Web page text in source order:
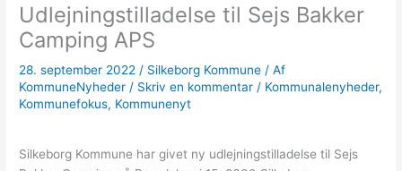
Udlejningstilladelse til Sejs Bakker
Camping APS
28. september 2022 / Silkeborg Kommune / Af
KommuneNyheder / Skriv en kommentar / Kommunalenyheder,
Kommunefokus, Kommunenyt
Silkeborg Kommune har givet ny udlejningstilladelse til Sejs